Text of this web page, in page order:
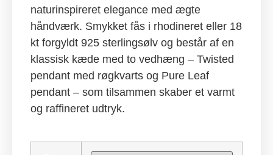
naturinspireret elegance med ægte
håndværk. Smykket fås i rhodineret eller 18
kt forgyldt 925 sterlingsølv og består af en
klassisk kæde med to vedhæng – Twisted
pendant med røgkvarts og Pure Leaf
pendant – som tilsammen skaber et varmt
og raffineret udtryk.